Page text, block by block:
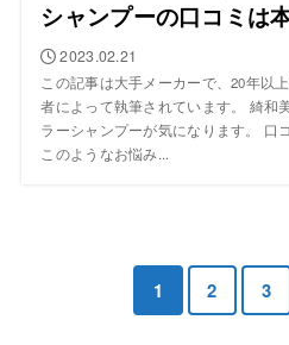
シャンプーの口コミは
2023.02.21
この記事は大手メーカーで、20年以
者によって執筆されています。 綺和
ラーシャンプーが気になります。 口
このようなお悩み...
1 2 3